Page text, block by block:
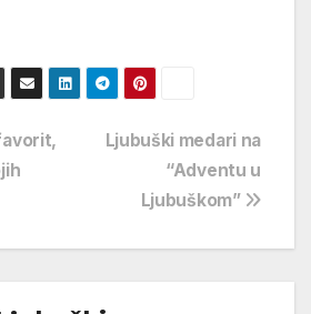
Ljubuški medari na
“Adventu u
Ljubuškom”